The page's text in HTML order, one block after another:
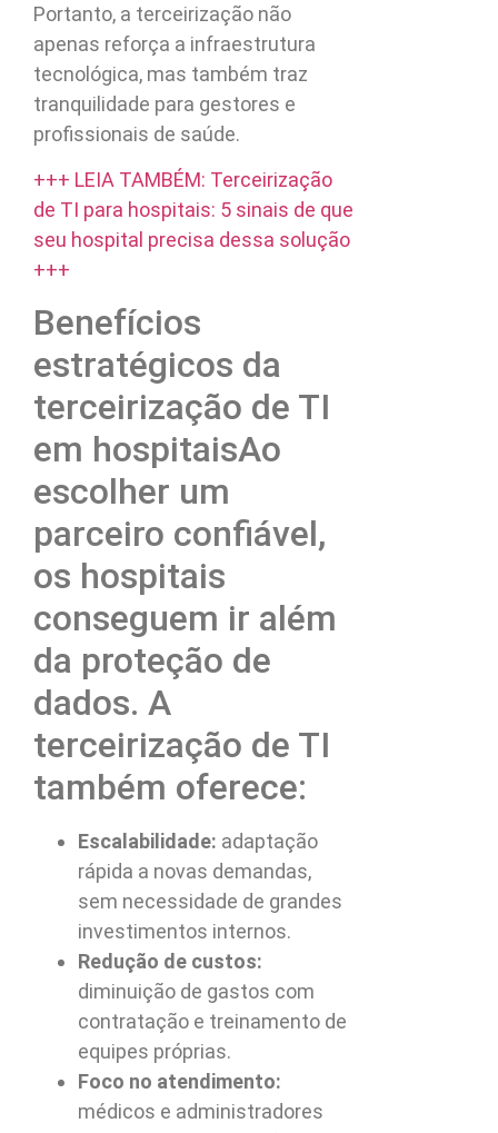
Portanto, a terceirização não
apenas reforça a infraestrutura
tecnológica, mas também traz
tranquilidade para gestores e
profissionais de saúde.
+++ LEIA TAMBÉM: Terceirização
de TI para hospitais: 5 sinais de que
seu hospital precisa dessa solução
+++
Benefícios
estratégicos da
terceirização de TI
em hospitaisAo
escolher um
parceiro confiável,
os hospitais
conseguem ir além
da proteção de
dados. A
terceirização de TI
também oferece:
Escalabilidade: adaptação
rápida a novas demandas,
sem necessidade de grandes
investimentos internos.
Redução de custos:
diminuição de gastos com
contratação e treinamento de
equipes próprias.
Foco no atendimento:
médicos e administradores